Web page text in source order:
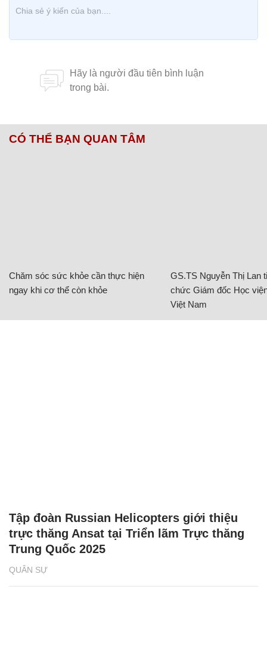
CÓ THỂ BẠN QUAN TÂM
Chăm sóc sức khỏe cần thực hiện
ngay khi cơ thể còn khỏe
GS.TS Nguyễn Thị Lan
chức Giám đốc Học
Việt Nam
QUÂN SỰ
Tập đoàn Russian Helicopters giới thiệu
trực thăng Ansat tại Triển lãm Trực thăng
Trung Quốc 2025